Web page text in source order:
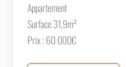
Appartement
Surface 31,9m²
Prix : 60 000€